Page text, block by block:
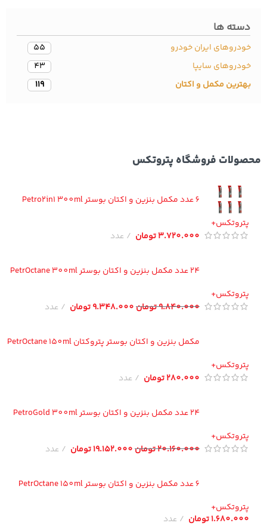
فروشگاه پتروتکس
6 عدد مکمل بنزین و اکتان بوستر Petro2in1 300ml
3.720.000تومان عدد
24 عدد مکمل بنزین و اکتان بوستر PetrOctane 300ml
9.840.000تومان9.348.000تومان عدد
مکمل بنزین و اکتان بوستر پتروکتان PetrOctane 150ml
280.000تومان عدد
24 عدد مکمل بنزین و اکتان بوستر PetroGold 300ml
20.160.000تومان19.152.000تومان عدد
6 عدد مکمل بنزین و اکتان بوستر PetrOctane 150ml
تومان عدد
ها
ایران خودرو
سایپا
مکمل و اکتان